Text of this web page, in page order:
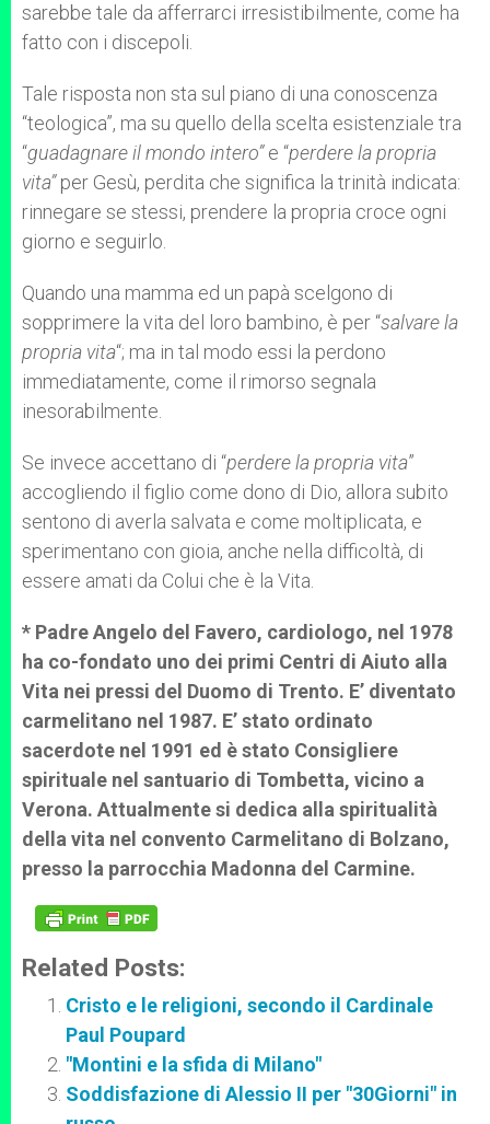
sarebbe tale da afferrarci irresistibilmente, come ha
fatto con i discepoli.
Tale risposta non sta sul piano di una conoscenza
“teologica”, ma su quello della scelta esistenziale tra
“guadagnare il mondo intero”e “perdere la propria
vita”per Gesù, perdita che significa la trinità indicata:
rinnegare se stessi, prendere la propria croce ogni
giorno e seguirlo.
Quando una mamma ed un papà scelgono di
sopprimere la vita del loro bambino, è per “salvare la
propria vita“; ma in tal modo essi la perdono
immediatamente, come il rimorso segnala
inesorabilmente.
Se invece accettano di “perdere la propria vita”
accogliendo il figlio come dono di Dio, allora subito
sentono di averla salvata e come moltiplicata, e
sperimentano con gioia, anche nella difficoltà, di
essere amati da Colui che è la Vita.
* Padre Angelo del Favero, cardiologo, nel 1978
ha co-fondato uno dei primi Centri di Aiuto alla
Vita nei pressi del Duomo di Trento. E’ diventato
carmelitano nel 1987. E’ stato ordinato
sacerdote nel 1991 ed è stato Consigliere
spirituale nel santuario di Tombetta, vicino a
Verona. Attualmente si dedica alla spiritualità
della vita nel convento Carmelitano di Bolzano,
presso la parrocchia Madonna del Carmine.
Related Posts:
Cristo e le religioni, secondo il Cardinale
Paul Poupard
"Montini e la sfida di Milano"
Soddisfazione di Alessio II per "30Giorni" in